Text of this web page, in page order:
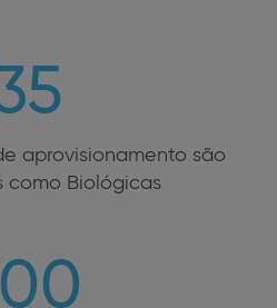
aprovisionamento são
como Biológicas